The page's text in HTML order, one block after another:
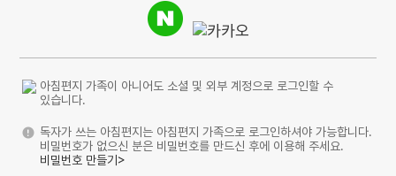
아침편지 가족이 아니어도 소셜 및 외부 계정으로 로그인할 수
있습니다.
독자가 쓰는 아침편지는 아침편지 가족으로 로그인하셔야 가능합니다.
비밀번호가 없으신 분은 비밀번호를 만드신 후에 이용해 주세요.
비밀번호 만들기>